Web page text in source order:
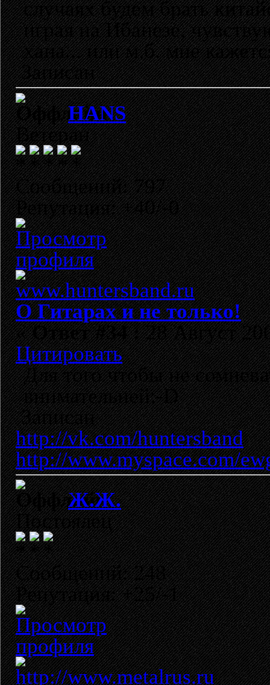
случаях будем брать
играя на Ибанезе,
хана... или м.б. мне
Записан
HANS
Ветеран
Сообщений: 797
Репутация: +40/-0
О Гитарах и не только!
«Ответ #34 :28 Август
Цитировать
Для того чтобы не
внимательней:-D
Записан
http://vk.com/huntersband
http://www.myspace.com/
Ж.Ж.
Постоялец
Сообщений: 248
Репутация: +25/-1